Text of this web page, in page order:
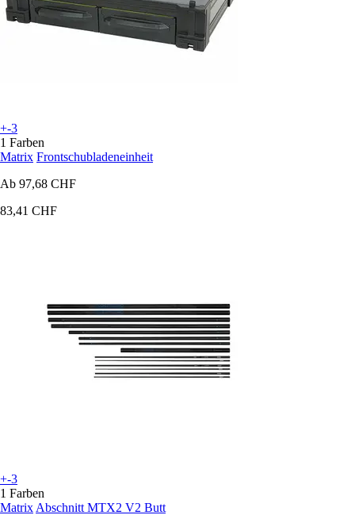
+-3
1 Farben
Matrix Frontschubladeneinheit
Ab 97,68 CHF
83,41 CHF
+-3
1 Farben
Matrix Abschnitt MTX2 V2 Butt